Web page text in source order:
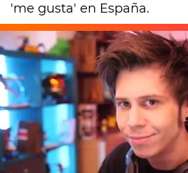
'me gusta' en España.